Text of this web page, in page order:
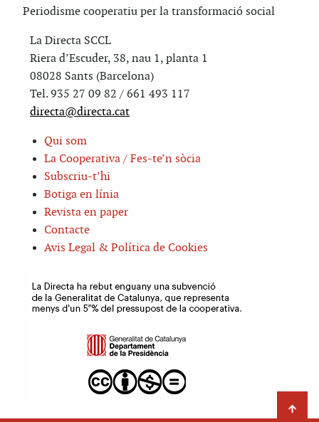
Periodisme cooperatiu per la transformació social
La Directa SCCL
Riera d’Escuder, 38, nau 1, planta 1
08028 Sants (Barcelona)
Tel. 935 27 09 82 / 661 493 117
directa@directa.cat
Qui som
La Cooperativa / Fes-te’n sòcia
Subscriu-t’hi
Botiga en línia
Revista en paper
Contacte
Avis Legal & Política de Cookies